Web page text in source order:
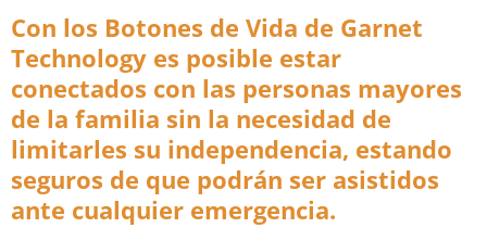
Con los Botones de Vida de Garnet
Technology es posible estar
conectados con las personas mayores
de la familia sin la necesidad de
limitarles su independencia, estando
seguros de que podrán ser asistidos
ante cualquier emergencia.